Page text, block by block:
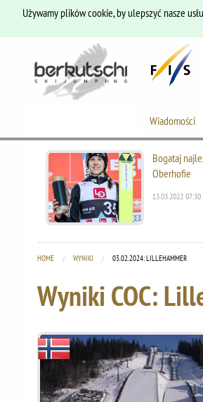
Używamy plików cookie, by ulepszyć nasze
Wiadomości
Bogataj
Oberhofie
13.03.2022 07:30
HOME WYNIKI CURRENT:
03.02.2024: LILLEHAMMER
Wyniki COC: